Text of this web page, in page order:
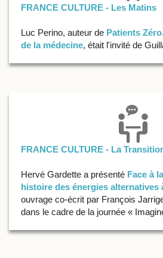
FRANCE CULTURE - Les Matins
Luc Perino, auteur de Patients
de la médecine, était l'invité de
FRANCE CULTURE - La
Hervé Gardette a présenté Face à
histoire des énergies alternatives
ouvrage co-écrit par François
dans le cadre de la journée «